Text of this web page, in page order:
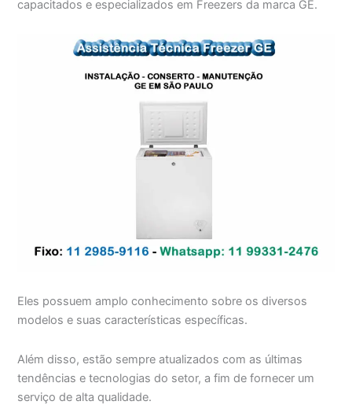
capacitados e especializados em Freezers da marca GE.
Eles possuem amplo conhecimento sobre os diversos
modelos e suas características específicas.
Além disso, estão sempre atualizados com as últimas
tendências e tecnologias do setor, a fim de fornecer um
serviço de alta qualidade.